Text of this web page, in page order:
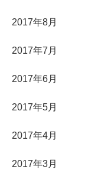
2017年8月
2017年7月
2017年6月
2017年5月
2017年4月
2017年3月